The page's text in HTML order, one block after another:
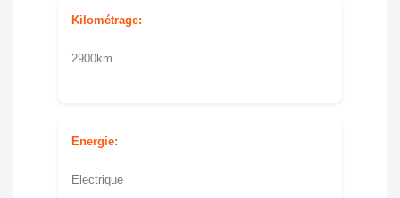
Kilométrage:
2900km
Energie:
Electrique